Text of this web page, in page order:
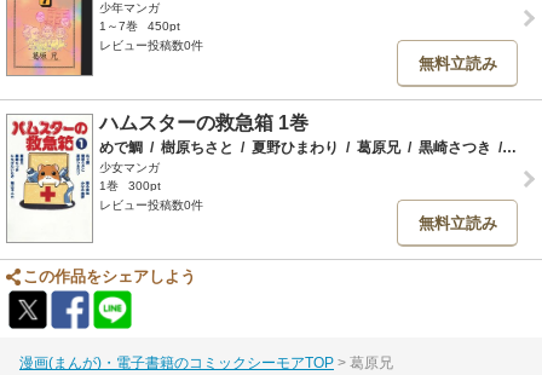
少年マンガ
1～7巻
450pt
レビュー投稿数0件
無料立読み
ハムスターの救急箱 1巻
めで鯛 / 樹原ちさと / 夏野ひまわり / 葛原兄 / 黒崎さつき / たち
少女マンガ
1巻
300pt
レビュー投稿数0件
無料立読み
この作品をシェアしよう
漫画(まんが)・電子書籍のコミックシーモアTOP 葛原兄